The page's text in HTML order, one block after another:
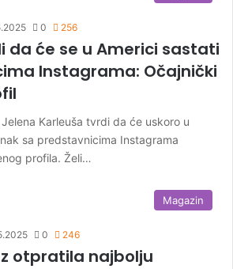
0 256
da će se u Americi sastati
Instagrama: Očajnički
Karleuša tvrdi da će uskoro u
sa predstavnicima Instagrama
profila. Želi…
Magazin
0 246
otpratila najbolju